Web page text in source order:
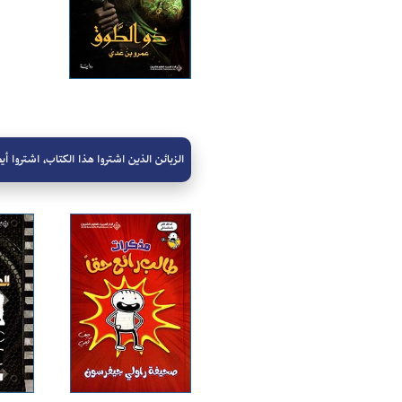
الزبائن الذين اشتروا هذا الكتاب، اشتروا